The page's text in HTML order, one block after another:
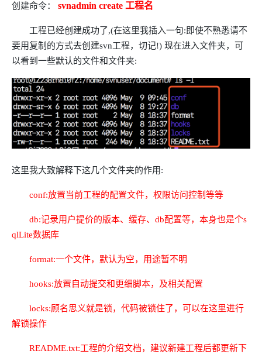
创建命令： svnadmin create 工程名
工程已经创建成功了,(在这里我插入一句:即使不熟悉请不
要用复制的方式去创建svn工程，切记!) 现在进入文件夹，可
以看到一些默认的文件和文件夹:
这里我大致解释下这几个文件夹的作用:
conf:放置当前工程的配置文件，权限访问控制等等
db:记录用户提价的版本、缓存、db配置等，本身也是个s
qlLite数据库
format:一个文件，默认为空，用途暂不明
hooks:放置自动提交和更细脚本，及相关配置
locks:顾名思义就是锁，代码被锁住了，可以在这里进行
解锁操作
README.txt:工程的介绍文档，建议新建工程后都更新下